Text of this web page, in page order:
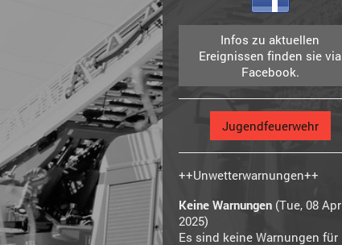
Infos zu aktuellen
Ereignissen finden sie via
Facebook.
Jugendfeuerwehr
++Unwetterwarnungen++
Keine Warnungen (Tue, 08 Apr
2025)
Es sind keine Warnungen für